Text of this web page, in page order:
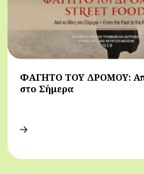
ΦΑΓΗΤΟ ΤΟΥ ΔΡΟΜΟΥ:
στο Σήμερα